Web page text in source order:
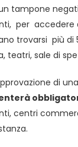
tampone
per accedere
trovarsi più di
teatri, sale di
di
centri